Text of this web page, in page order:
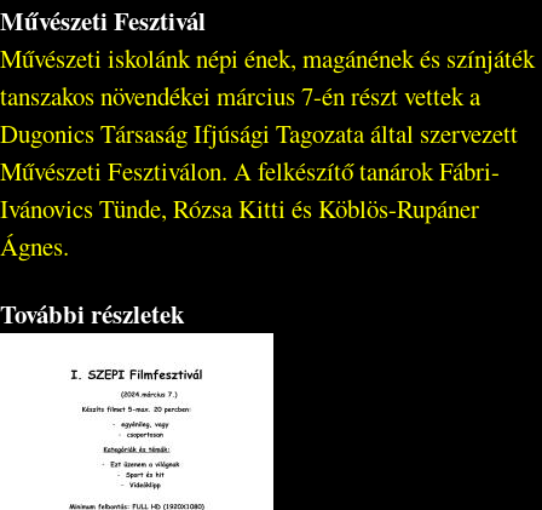
Művészeti Fesztivál
Művészeti iskolánk népi ének, magánének és színjáték
tanszakos növendékei március 7-én részt vettek a
Dugonics Társaság Ifjúsági Tagozata által szervezett
Művészeti Fesztiválon. A felkészítő tanárok Fábri-
Ivánovics Tünde, Rózsa Kitti és Köblös-Rupáner
Ágnes.
További részletek